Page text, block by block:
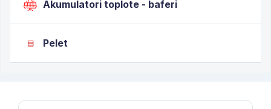
Akumulatori toplote - baferi
▤ Pelet